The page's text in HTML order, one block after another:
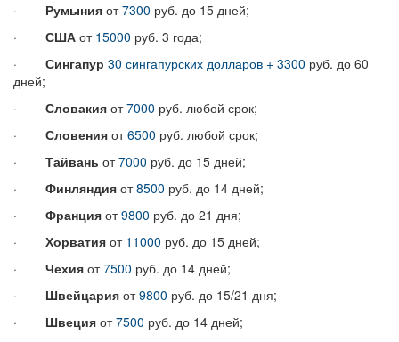
· Румыния от7300 руб. до 15 дней;
· США от 15000 руб. 3 года;
· Сингапур 30 сингапурских долларов + 3300 руб. до 60
дней;
·
Словакия от7000 руб. любой срок;
· Словения от6500 руб. любой срок;
· Тайвань от7000 руб. до 15 дней;
·
Финляндия от8500 руб. до 14 дней;
·
Франция от9800 руб. до 21 дня;
·
Хорватия от 11000 руб. до 15 дней;
· Чехия от7500 руб. до 14 дней;
· Швейцария от9800 руб. до 15/21 дня;
·
Швеция от7500 руб. до 14 дней;